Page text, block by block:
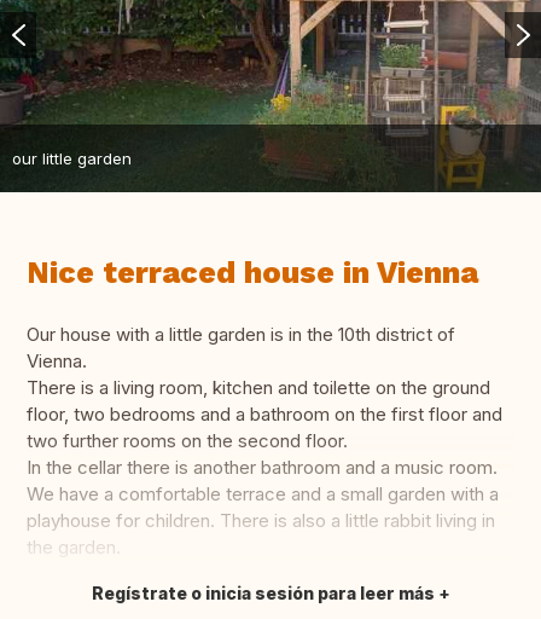
our little garden
Nice terraced house in Vienna
Our house with a little garden is in the 10th district of
Vienna.
There is a living room, kitchen and toilette on the ground
floor, two bedrooms and a bathroom on the first floor and
two further rooms on the second floor.
In the cellar there is another bathroom and a music room.
We have a comfortable terrace and a small garden with a
playhouse for children. There is also a little rabbit living in
the garden.
Traducir
Regístrate o inicia sesión para leer más